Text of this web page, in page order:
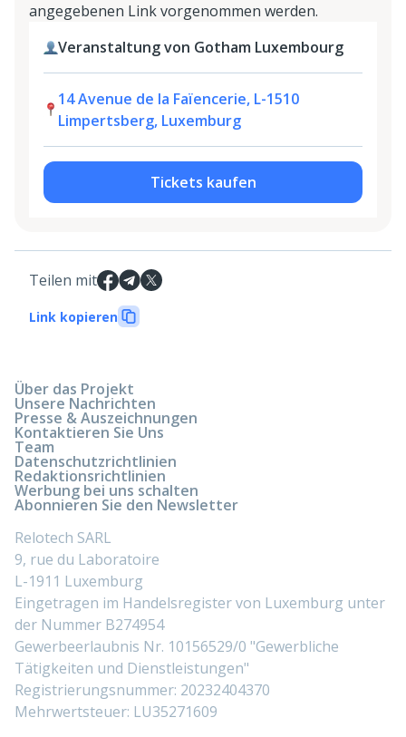
angegebenen Link vorgenommen werden.
Veranstaltung von Gotham Luxembourg
14 Avenue de la Faïencerie, L-1510
Limpertsberg, Luxemburg
Tickets kaufen
Teilen mit
Link kopieren
Über das Projekt
Unsere Nachrichten
Presse & Auszeichnungen
Kontaktieren Sie Uns
Team
Datenschutzrichtlinien
Redaktionsrichtlinien
Werbung bei uns schalten
Abonnieren Sie den Newsletter
Relotech SARL
9, rue du Laboratoire
L-1911 Luxemburg
Eingetragen im Handelsregister von Luxemburg unter
der Nummer B274954
Gewerbeerlaubnis Nr. 10156529/0 "Gewerbliche
Tätigkeiten und Dienstleistungen"
Registrierungsnummer: 20232404370
Mehrwertsteuer: LU35271609